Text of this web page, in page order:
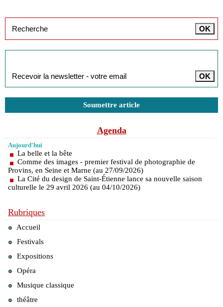
Soumettre article
Agenda
Aujourd'hui
La belle et la bête
Comme des images - premier festival de photographie de
Provins, en Seine et Marne (au 27/09/2026)
La Cité du design de Saint-Étienne lance sa nouvelle saison
culturelle le 29 avril 2026 (au 04/10/2026)
Rubriques
Accueil
Festivals
Expositions
Opéra
Musique classique
théâtre